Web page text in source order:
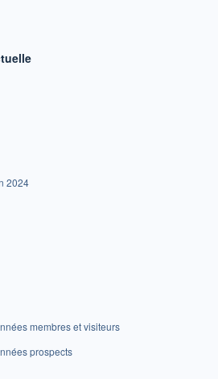
2024
membres et visiteurs
prospects